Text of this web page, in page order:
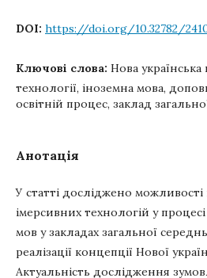
DOI: https://doi.org/10.32782/
Ключові слова: Нова
технології, іноземна мова,
освітній процес, заклад
Анотація
У статті досліджено
імерсивних технологій у
мов у закладах загальної
реалізації концепції Нової
Актуальність дослідження